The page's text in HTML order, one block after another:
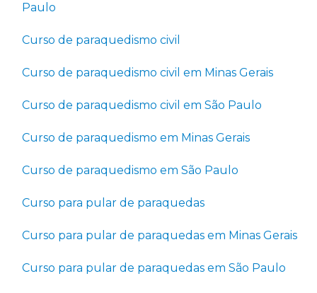
Paulo
Curso de paraquedismo civil
Curso de paraquedismo civil em Minas Gerais
Curso de paraquedismo civil em São Paulo
Curso de paraquedismo em Minas Gerais
Curso de paraquedismo em São Paulo
Curso para pular de paraquedas
Curso para pular de paraquedas em Minas Gerais
Curso para pular de paraquedas em São Paulo